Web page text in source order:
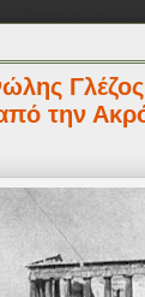
Γλέζος
την